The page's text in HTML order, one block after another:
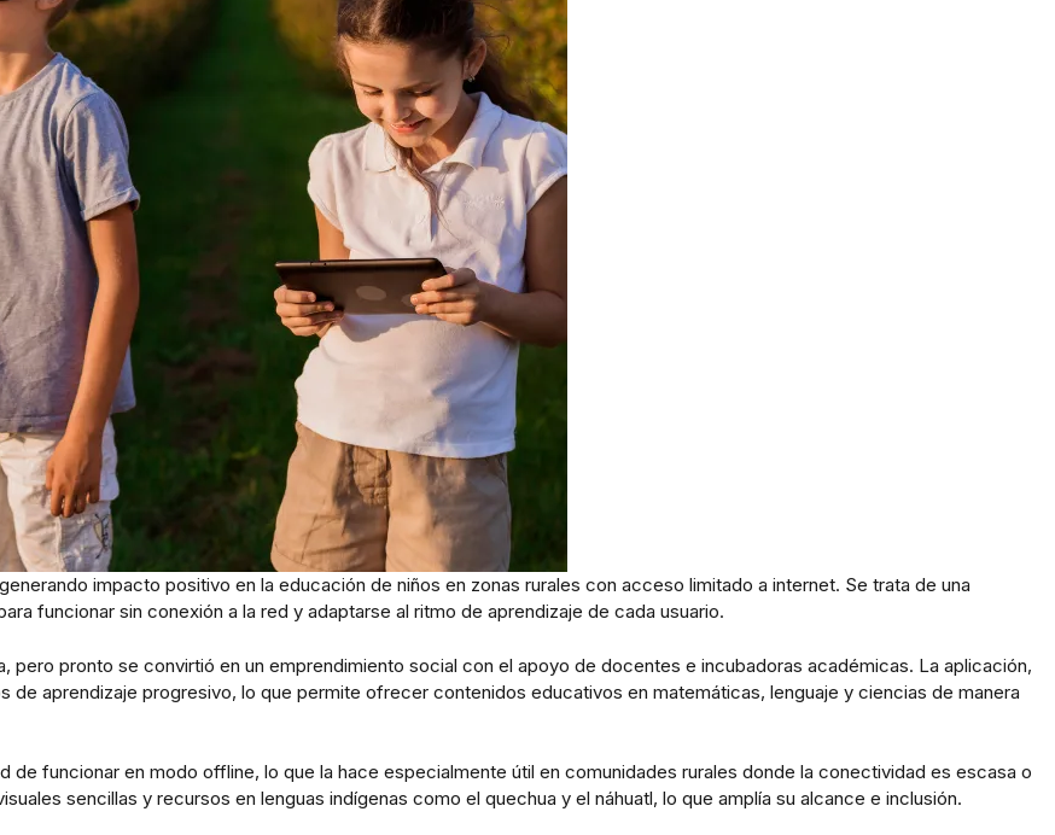
impacto positivo en la educación de niños en zonas rurales con acceso limitado a internet. Se trata de una
funcionar sin conexión a la red y adaptarse al ritmo de aprendizaje de cada usuario.
pero pronto se convirtió en un emprendimiento social con el apoyo de docentes e incubadoras académicas. La aplicación,
de aprendizaje progresivo, lo que permite ofrecer contenidos educativos en matemáticas, lenguaje y ciencias de manera
de funcionar en modo offline, lo que la hace especialmente útil en comunidades rurales donde la conectividad es escasa o
sencillas y recursos en lenguas indígenas como el quechua y el náhuatl, lo que amplía su alcance e inclusión.